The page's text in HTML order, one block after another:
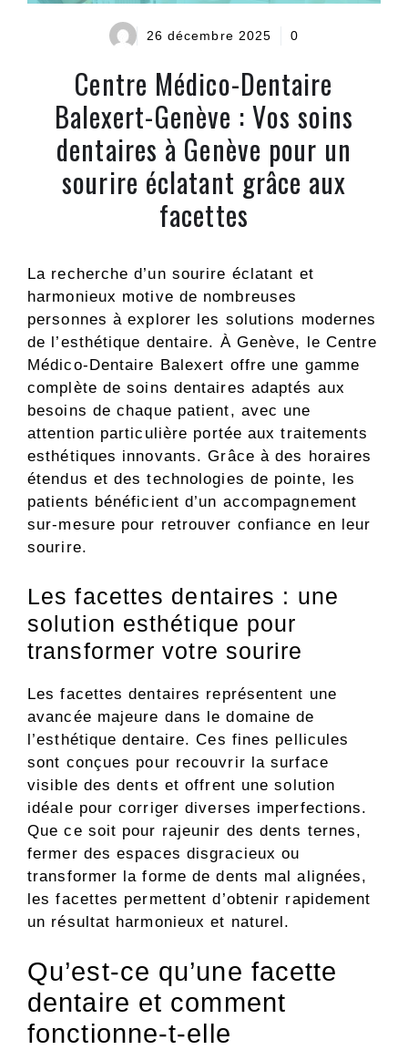
26 décembre 2025 0
Centre Médico-Dentaire
Balexert-Genève : Vos soins
dentaires à Genève pour un
sourire éclatant grâce aux
facettes
La recherche d’un sourire éclatant et
harmonieux motive de nombreuses
personnes à explorer les solutions modernes
de l’esthétique dentaire. À Genève, le Centre
Médico-Dentaire Balexert offre une gamme
complète de soins dentaires adaptés aux
besoins de chaque patient, avec une
attention particulière portée aux traitements
esthétiques innovants. Grâce à des horaires
étendus et des technologies de pointe, les
patients bénéficient d’un accompagnement
sur-mesure pour retrouver confiance en leur
sourire.
Les facettes dentaires : une
solution esthétique pour
transformer votre sourire
Les facettes dentaires représentent une
avancée majeure dans le domaine de
l’esthétique dentaire. Ces fines pellicules
sont conçues pour recouvrir la surface
visible des dents et offrent une solution
idéale pour corriger diverses imperfections.
Que ce soit pour rajeunir des dents ternes,
fermer des espaces disgracieux ou
transformer la forme de dents mal alignées,
les facettes permettent d’obtenir rapidement
un résultat harmonieux et naturel.
Qu’est-ce qu’une facette
dentaire et comment
fonctionne-t-elle